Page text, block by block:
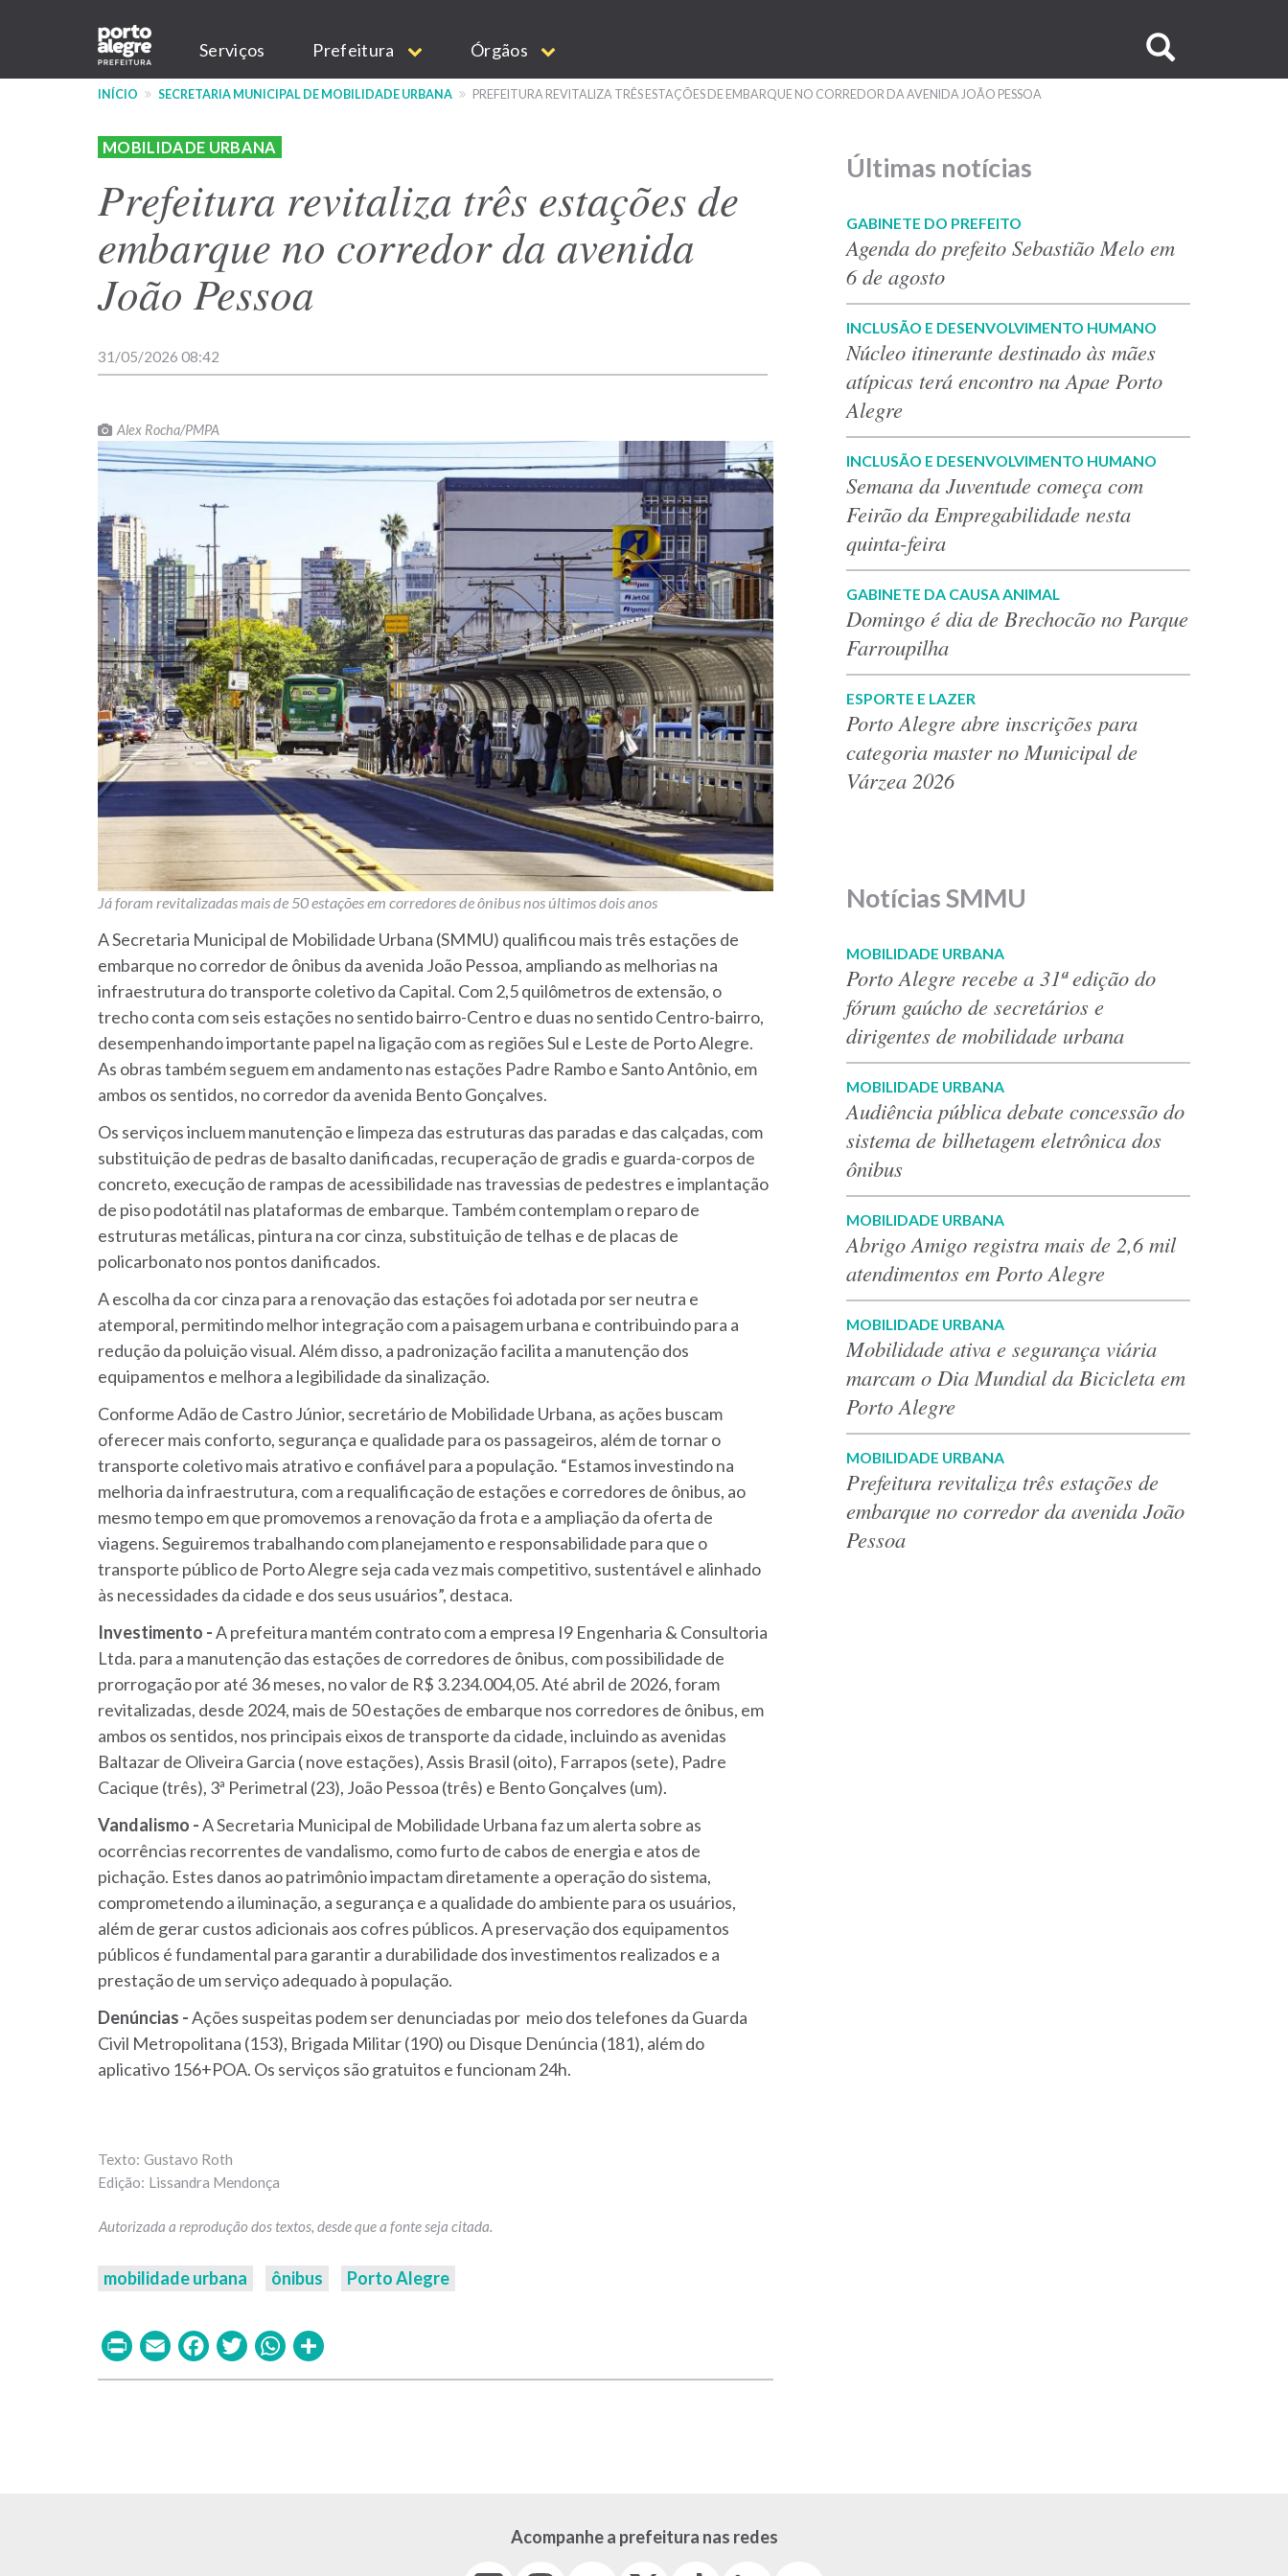
conteúdo
Main
navigation
Serviços Prefeitura Órgãos
no
INÍCIO SECRETARIA MUNICIPAL DE MOBILIDADE URBANA PREFEITURA REVITALIZA TRÊS ESTAÇÕES DE EMBARQUE NO CORREDOR DA AVENIDA JOÃO PESSOA
MOBILIDADE URBANA
Prefeitura revitaliza três estações de
embarque no corredor da avenida
João Pessoa
31/05/2026 08:42
Alex Rocha/PMPA
Já foram revitalizadas mais de 50 estações em corredores de ônibus nos últimos dois anos
A Secretaria Municipal de Mobilidade Urbana (SMMU) qualificou mais três estações de
embarque no corredor de ônibus da avenida João Pessoa, ampliando as melhorias na
infraestrutura do transporte coletivo da Capital. Com 2,5 quilômetros de extensão, o
trecho conta com seis estações no sentido bairro-Centro e duas no sentido Centro-bairro,
desempenhando importante papel na ligação com as regiões Sul e Leste de Porto Alegre.
As obras também seguem em andamento nas estações Padre Rambo e Santo Antônio, em
ambos os sentidos, no corredor da avenida Bento Gonçalves.
Os serviços incluem manutenção e limpeza das estruturas das paradas e das calçadas, com
substituição de pedras de basalto danificadas, recuperação de gradis e guarda-corpos de
concreto, execução de rampas de acessibilidade nas travessias de pedestres e implantação
de piso podotátil nas plataformas de embarque. Também contemplam o reparo de
estruturas metálicas, pintura na cor cinza, substituição de telhas e de placas de
policarbonato nos pontos danificados.
A escolha da cor cinza para a renovação das estações foi adotada por ser neutra e
atemporal, permitindo melhor integração com a paisagem urbana e contribuindo para a
redução da poluição visual. Além disso, a padronização facilita a manutenção dos
equipamentos e melhora a legibilidade da sinalização.
Conforme Adão de Castro Júnior, secretário de Mobilidade Urbana, as ações buscam
oferecer mais conforto, segurança e qualidade para os passageiros, além de tornar o
transporte coletivo mais atrativo e confiável para a população. “Estamos investindo na
melhoria da infraestrutura, com a requalificação de estações e corredores de ônibus, ao
mesmo tempo em que promovemos a renovação da frota e a ampliação da oferta de
viagens. Seguiremos trabalhando com planejamento e responsabilidade para que o
transporte público de Porto Alegre seja cada vez mais competitivo, sustentável e alinhado
às necessidades da cidade e dos seus usuários”, destaca.
Investimento -A prefeitura mantém contrato com a empresa I9 Engenharia & Consultoria
Ltda. para a manutenção das estações de corredores de ônibus, com possibilidade de
prorrogação por até 36 meses, no valor de R$ 3.234.004,05. Até abril de 2026, foram
revitalizadas, desde 2024, mais de 50 estações de embarque nos corredores de ônibus, em
ambos os sentidos, nos principais eixos de transporte da cidade, incluindo as avenidas
Baltazar de Oliveira Garcia ( nove estações), Assis Brasil (oito), Farrapos (sete), Padre
Cacique (três), 3ª Perimetral (23), João Pessoa (três) e Bento Gonçalves (um).
Vandalismo -A Secretaria Municipal de Mobilidade Urbana faz um alerta sobre as
ocorrências recorrentes de vandalismo, como furto de cabos de energia e atos de
pichação. Estes danos ao patrimônio impactam diretamente a operação do sistema,
comprometendo a iluminação, a segurança e a qualidade do ambiente para os usuários,
além de gerar custos adicionais aos cofres públicos. A preservação dos equipamentos
públicos é fundamental para garantir a durabilidade dos investimentos realizados e a
prestação de um serviço adequado à população.
Denúncias -Ações suspeitas podem ser denunciadas por meio dos telefones da Guarda
Civil Metropolitana (153), Brigada Militar (190) ou Disque Denúncia (181), além do
aplicativo 156+POA. Os serviços são gratuitos e funcionam 24h.
Gustavo Roth
Lissandra Mendonça
mobilidade urbana ônibus Porto Alegre
PrintEmailFacebook
TwitterWhatsApp
Últimas notícias
GABINETE DO PREFEITO
Agenda do prefeito Sebastião Melo em
6 de agosto
INCLUSÃO E DESENVOLVIMENTO HUMANO
Núcleo itinerante destinado às mães
atípicas terá encontro na Apae Porto
Alegre
INCLUSÃO E DESENVOLVIMENTO HUMANO
Semana da Juventude começa com
Feirão da Empregabilidade nesta
quinta-feira
GABINETE DA CAUSA ANIMAL
Domingo é dia de Brechocão no Parque
Farroupilha
ESPORTE E LAZER
Porto Alegre abre inscrições para
categoria master no Municipal de
Várzea 2026
Notícias SMMU
MOBILIDADE URBANA
Porto Alegre recebe a 31ª edição do
fórum gaúcho de secretários e
dirigentes de mobilidade urbana
MOBILIDADE URBANA
Audiência pública debate concessão do
sistema de bilhetagem eletrônica dos
ônibus
MOBILIDADE URBANA
Abrigo Amigo registra mais de 2,6 mil
atendimentos em Porto Alegre
MOBILIDADE URBANA
Mobilidade ativa e segurança viária
marcam o Dia Mundial da Bicicleta em
Porto Alegre
MOBILIDADE URBANA
Prefeitura revitaliza três estações de
embarque no corredor da avenida João
Pessoa
Acompanhe a prefeitura nas redes
FacebookInstagram Tiktok LinkedIn